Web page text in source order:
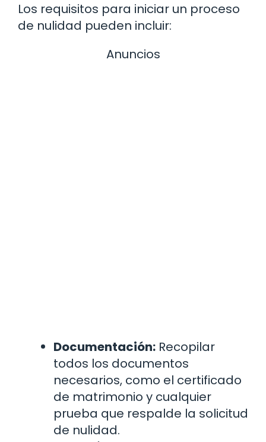
Los requisitos para iniciar un proceso
de nulidad pueden incluir:
Anuncios
Documentación: Recopilar
todos los documentos
necesarios, como el certificado
de matrimonio y cualquier
prueba que respalde la solicitud
de nulidad.